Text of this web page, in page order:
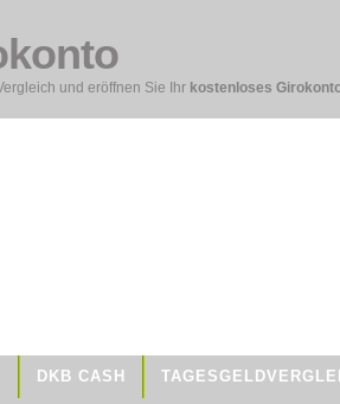
und eröffnen Sie Ihr kostenloses
DKB CASH